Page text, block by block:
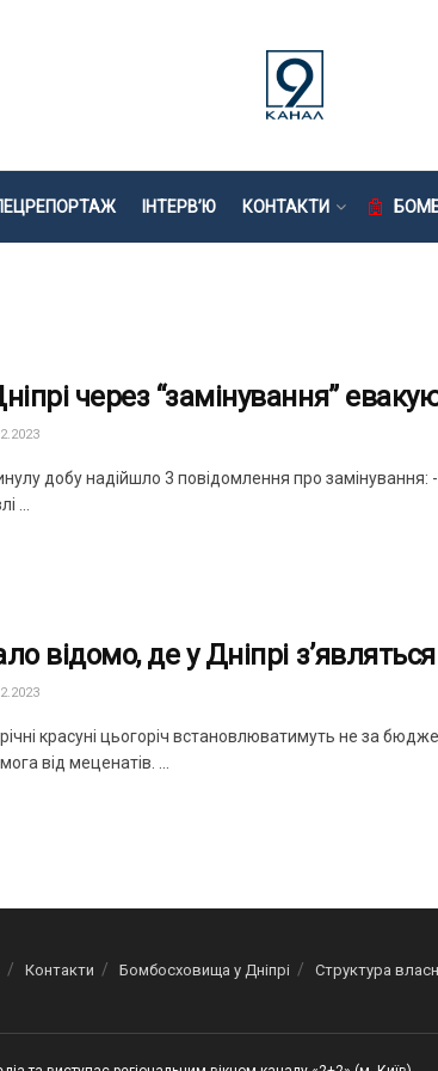
ІНТЕРВ’Ю КОНТАКТИ
через “замінування”
добу надійшло 3 повідомлення про
...
відомо, де у Дніпрі
красуні цьогоріч встановлюватимуть не за
від меценатів. ...
Контакти Бомбосховища у Дніпрі Структура